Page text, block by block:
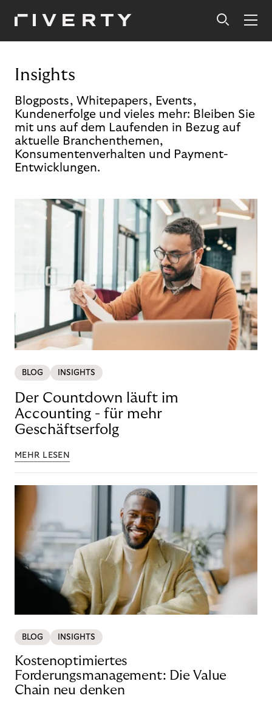
Insights
Blogposts, Whitepapers, Events,
Kundenerfolge und vieles mehr: Bleiben Sie
mit uns auf dem Laufenden in Bezug auf
aktuelle Branchenthemen,
Konsumentenverhalten und Payment-
Entwicklungen.
BLOG INSIGHTS
Der Countdown läuft im
Accounting - für mehr
Geschäftserfolg
MEHR LESEN
BLOG INSIGHTS
Kostenoptimiertes
Forderungsmanagement: Die Value
Chain neu denken